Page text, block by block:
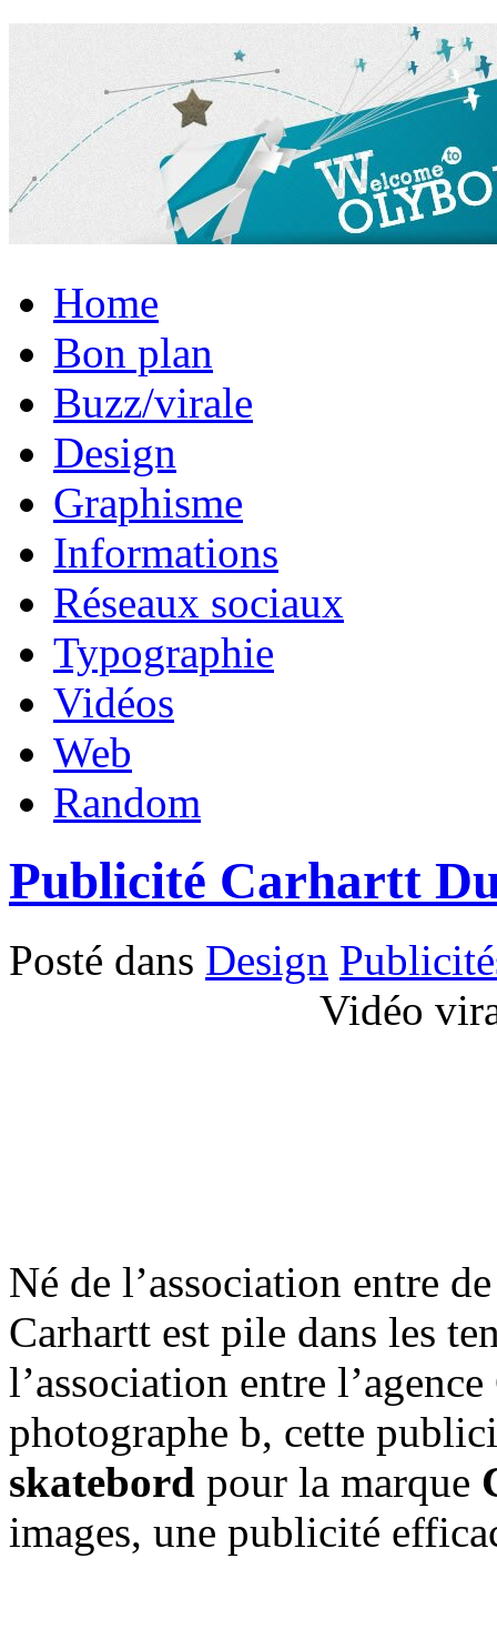
Home
Bon plan
Buzz/virale
Design
Graphisme
Informations
Réseaux sociaux
Typographie
Vidéos
Web
Random
Publicité Carhartt
Posté dans Design
Vidéo
Né de l’association entre
Carhartt est pile dans les
l’association entre
photographe b, cette
skatebord pour la marque
images, une publicité